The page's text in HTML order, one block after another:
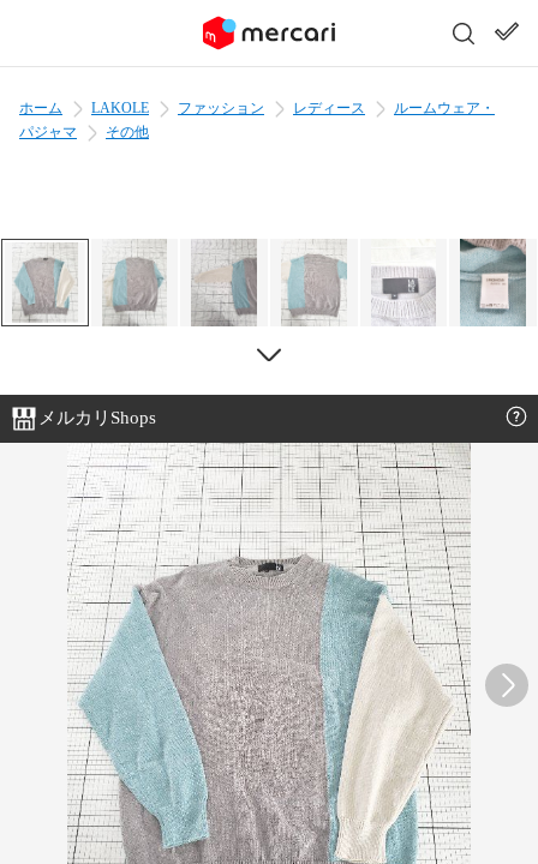
ホーム LAKOLE ファッション レディース
ルームウェア・
パジャマ
その他
メルカリShops